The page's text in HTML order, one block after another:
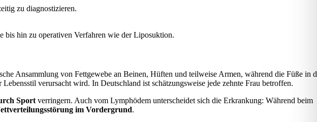
zu diagnostizieren.
bis hin zu operativen Verfahren wie der Liposuktion.
Ansammlung von Fettgewebe an Beinen, Hüften und teilweise Armen, während die Füße in
verursacht wird. In Deutschland ist schätzungsweise jede zehnte Frau betroffen.
Sportverringern. Auch vom Lymphödem unterscheidet sich die Erkrankung: Während beim
im Vordergrund.